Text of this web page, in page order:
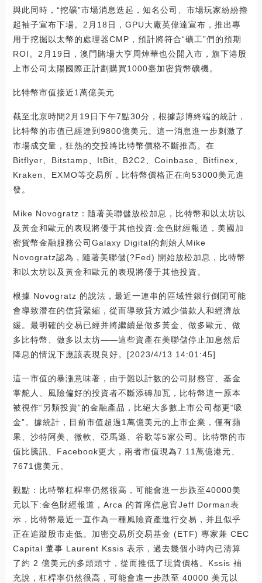
與此同時，“挖礦”市場消息迭起，知名公司、市場玩家紛紛擼
起袖子宣布下場。2月18日，GPU大廠英偉達宣布，推出專
用于挖掘以太幣的處理器CMP，預計將符合“礦工”們的預期
ROI。2月19日，澳門賭場大亨周焯華也公開入市，旗下港股
上市公司太陽國際正計劃購買1000臺加密貨幣礦機。
比特幣市值接近1萬億美元
截至北京時間2月19日下午7點30分，根據彭博終端的統計，
比特幣的市值已經達到9800億美元。這一消息進一步刺激了
市場成交量，狂熱的交投將比特幣價格不斷推高。在
Bitflyer、Bitstamp、ItBit、B2C2、Coinbase、Bitfinex、
Kraken、EXMO等交易所，比特幣價格正在向53000美元進
發。
Mike Novogratz：隨著美聯儲放松加息，比特幣和以太坊以
及黃金和歐元的表現將優于其他投資:金色財經報道，美國加
密貨幣金融服務公司Galaxy Digital的創始人Mike
Novogratz認為，隨著美聯儲(?Fed) 開始放松加息，比特幣
和以太坊以及黃金和歐元的表現將優于其他投資。
根據 Novogratz 的說法，最近一連串的區域性銀行倒閉可能
會導致潛在的信貸緊縮，從而導致貸方減少借款人和經濟放
緩。最明確的交易已經并將繼續是做多黃金、做多歐元、做
多比特幣、做多以太坊——這些資產在美聯儲停止加息然后
降息的情況下應該表現良好。[2023/4/13 14:01:45]
這一市值的暴漲意味著，由于難以計數的公司財務官、基金
掌舵人、風險偏好的投資者不斷添磚加瓦，比特幣這一原本
被視作“另類投資”的金融產品，比絕大多數上市公司都更“吸
金”。據統計，目前市值超過1萬億美元的上市企業，僅有蘋
果、沙特阿美、微軟、亞馬遜、谷歌等5家公司。比特幣的市
值比騰訊、Facebook更大，兩者市值現為7.11萬億港元、
7671億美元。
觀點：比特幣杠桿率仍然很高，可能會進一步跌至40000美
元以下:金色財經報道，Arca 的首席信息官Jeff Dorman表
示，比特幣最近一直作為一種風險資產進行交易，并且似乎
正在追蹤股市走低。加密交易所交易基金 (ETF) 專家兼 CEC
Capital 董事 Laurent Kssis 表示，過去幾個小時內已清算
了約 2 億美元的多頭頭寸，從而推低了現貨價格。Kssis 補
充說，杠桿率仍然很高，可能會進一步跌至 40000 美元以